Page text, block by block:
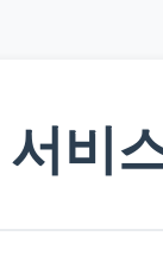
서비